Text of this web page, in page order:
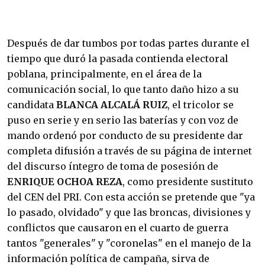
Después de dar tumbos por todas partes durante el
tiempo que duró la pasada contienda electoral
poblana, principalmente, en el área de la
comunicación social, lo que tanto daño hizo a su
candidata BLANCA ALCALÁ RUIZ, el tricolor se
puso en serie y en serio las baterías y con voz de
mando ordenó por conducto de su presidente dar
completa difusión a través de su página de internet
del discurso íntegro de toma de posesión de
ENRIQUE OCHOA REZA, como presidente sustituto
del CEN del PRI. Con esta acción se pretende que "ya
lo pasado, olvidado" y que las broncas, divisiones y
conflictos que causaron en el cuarto de guerra
tantos "generales" y "coronelas" en el manejo de la
información política de campaña, sirva de